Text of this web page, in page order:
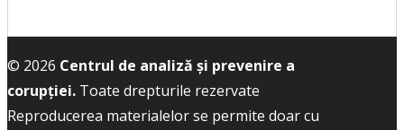
© 2026 Centrul de analiză și prevenire a
corupției. Toate drepturile rezervate
Reproducerea materialelor se permite doar cu